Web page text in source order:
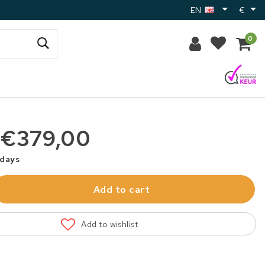
EN €
0
€379,00
Add to cart
Add to wishlist